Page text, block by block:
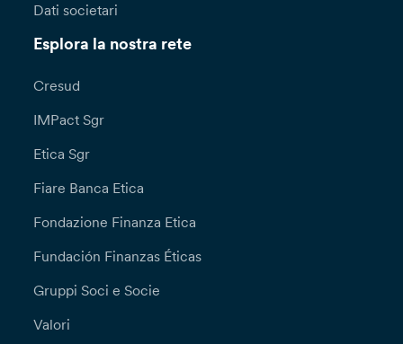
Dati societari
Esplora la nostra rete
Cresud
IMPact Sgr
Etica Sgr
Fiare Banca Etica
Fondazione Finanza Etica
Fundación Finanzas Éticas
Gruppi Soci e Socie
Valori